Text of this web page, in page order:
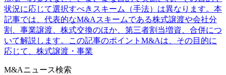
状況に応じて選択すべきスキーム（手法）は異なります。本
記事では、代表的なM&Aスキームである株式譲渡や会社分
割、事業譲渡、株式交換のほか、第三者割当増資、合併につ
いて解説します。この記事のポイントM&Aは、その目的に
応じて、株式譲渡・事業
M&Aニュース検索